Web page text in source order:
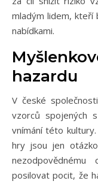
mladým lidem, kteří
nabídkami.
hazardu
V české
vzorců spojených
vnímání této
hry jsou jen
posilovat pocit, že